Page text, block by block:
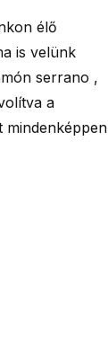
élő
is velünk
serrano ,
a
mindenképpen